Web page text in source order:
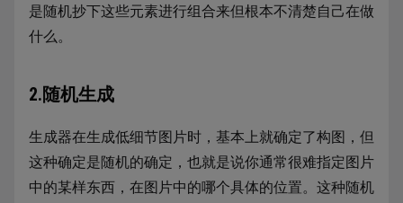
是随机抄下这些元素进行组合来但根本不清楚自己在做
什么。
2.随机生成
生成器在生成低细节图片时，基本上就确定了构图，但
这种确定是随机的确定，也就是说你通常很难指定图片
中的某样东西，在图片中的哪个具体的位置。这种随机